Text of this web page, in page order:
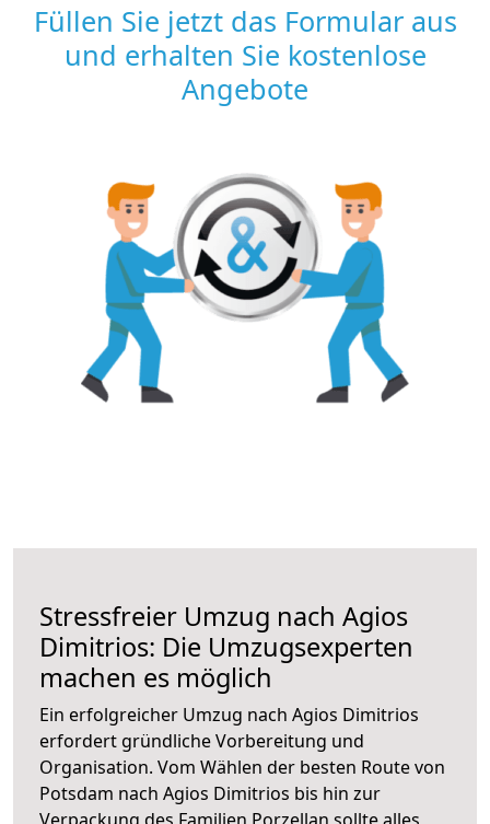
Füllen Sie jetzt das Formular aus
und erhalten Sie kostenlose
Angebote
Stressfreier Umzug nach Agios
Dimitrios: Die Umzugsexperten
machen es möglich
Ein erfolgreicher Umzug nach Agios Dimitrios
erfordert gründliche Vorbereitung und
Organisation. Vom Wählen der besten Route von
Potsdam nach Agios Dimitrios bis hin zur